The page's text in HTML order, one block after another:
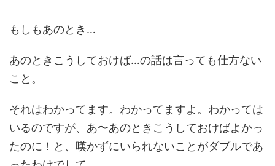
もしもあのとき…
あのときこうしておけば…の話は言っても仕方ない
こと。
それはわかってます。わかってますよ。わかっては
いるのですが、あ〜あのときこうしておけばよかっ
たのに！と、嘆かずにいられないことがダブルであ